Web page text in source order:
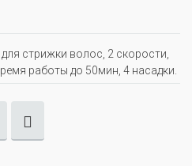
стрижки волос, 2 скорости,
работы до 50мин, 4 насадки.